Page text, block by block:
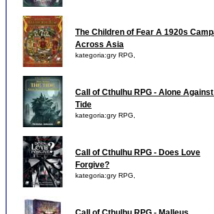
The Children of Fear A 1920s
Across Asia
kategoria:gry RPG,
Call of Cthulhu RPG - Alone
Tide
kategoria:gry RPG,
Call of Cthulhu RPG - Does Love
Forgive?
kategoria:gry RPG,